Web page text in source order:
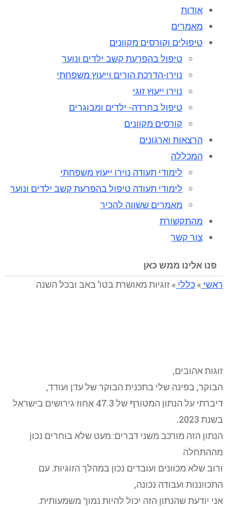
אודות
מאמרים
טיפולים וקורסים מקוונים
טיפול בהפרעת קשב ילדים ונוער
נוירו-הדרכת הורים וייעוץ משפחתי
נוירו ייעוץ זוגי
טיפול בחרדה- ילדים ומבוגרים
קורסים מקוונים
הרצאות וארגונים
המכללה
לימודי תעודה נוירו ייעוץ משפחתי
לימודי תעודה טיפול בהפרעת קשב ילדים ונוער
מאמרים ששווה להכיר
מהתקשורת
צור קשר
פנו אלינו ממש כאן
ראשי »כללי »זוגיות מאושרת בטו’ באב ובכל השנה
זוגות אהובים,
הבוקר, בפינה שלי בתכנית הבוקר של עדן ועודד,
דיברתי על הנתון המטורף של 47.3 אחוז גירושים בישראל
בשנת 2023.
הנתון הזה מורכב משני דברים: מעט שלא בוחרים נכון
מההתחלה
ורוב שלא מכוונים ועובדים נכון במהלך הזוגיות. עם
התכווננות ועבודה נכונה,
אני יודעת שהנתון הזה יכול להיות נמוך משמעותית.